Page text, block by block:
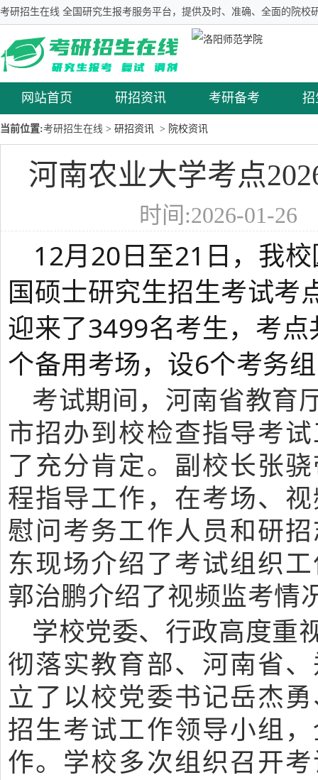
考研招生在线 全国研究生报考服务平台，提供及时、准确、全面的院校
网站首页 研招资讯 考研备考 招
当前位置:考研招生在线 > 研招资讯 > 院校资讯
河南农业大学考点
时间:2026-01-
12月20日至21日，我
国硕士研究生招生考试考
迎来了3499名考生，考
个备用考场，设6个考务
考试期间，河南省教育
市招办到校检查指导考
了充分肯定。副校长张
程指导工作，在考场、
慰问考务工作人员和研
东现场介绍了考试组织
郭治鹏介绍了视频监考情
学校党委、行政高度重
彻落实教育部、河南省
立了以校党委书记岳杰
招生考试工作领导小组
作。学校多次组织召开